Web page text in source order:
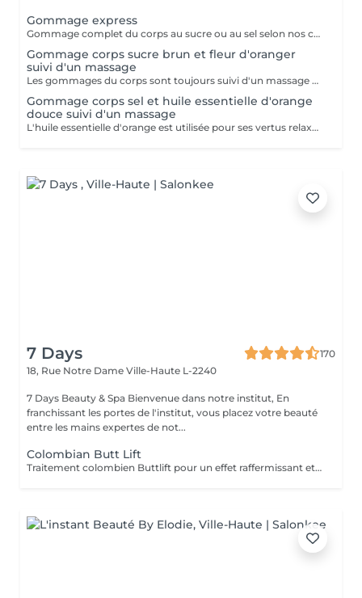
Gommage express
Gommage complet du corps au sucre ou au sel selon nos créations du moment suivi d'une douche.
Gommage corps sucre brun et fleur d'oranger
suivi d'un massage
Les gommages du corps sont toujours suivi d'un massage à l'huile chaude.
Gommage corps sel et huile essentielle d'orange
douce suivi d'un massage
L'huile essentielle d'orange est utilisée pour ses vertus relaxantes et apaisantes. Elle aide à lutter contre le stress et facilite l'endormissement. Les gommages du corps sont suivis d'un massage complet à l'huile chaude.
7 Days
170
18, Rue Notre Dame Ville-Haute L-2240
7 Days Beauty & Spa Bienvenue dans notre institut, En
franchissant les portes de l'institut, vous placez votre beauté
entre les mains expertes de not...
Colombian Butt Lift
Traitement colombien Buttlift pour un effet raffermissant et volumateur immédiat, donnant un effet ballon à lés fasses. Traitement comprenant massage, aspiration vacuum et massage post-traitement. Avec la possibilité de combiner des crèmes pour un effet plus durable.